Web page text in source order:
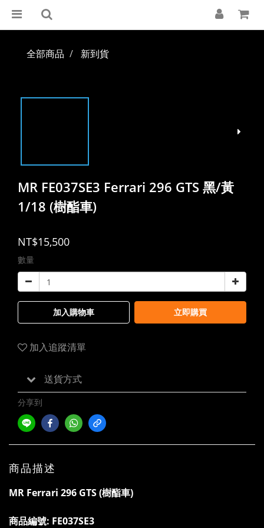
全部商品 新到貨
MR FE037SE3 Ferrari 296 GTS 黑/黃
1/18 (樹酯車)
NT$15,500
數量
加入購物車 立即購買
加入追蹤清單
送貨方式
分享到
商品描述
MR Ferrari 296 GTS (樹酯車)
商品編號: FE037SE3